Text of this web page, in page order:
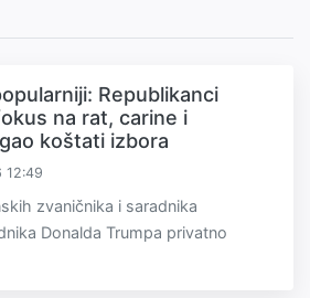
Republikanci
na rat, carine i
koštati izbora
12:49
zvaničnika i saradnika
Donalda Trumpa privatno